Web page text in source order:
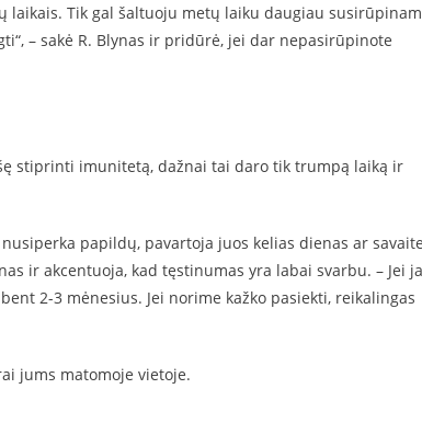
Tik gal šaltuoju metų laiku daugiau
– sakė R. Blynas ir pridūrė, jei dar nepasirūpinote
stiprinti imunitetą, dažnai tai daro tik trumpą laiką ir
papildų, pavartoja juos kelias dienas ar
ir akcentuoja, kad tęstinumas yra labai svarbu. – Jei
2-3 mėnesius. Jei norime kažko pasiekti, reikalingas
jums matomoje vietoje.